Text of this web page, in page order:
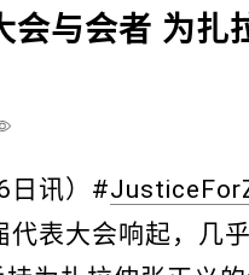
会与会者 为扎
日讯）#
代表大会响起，几